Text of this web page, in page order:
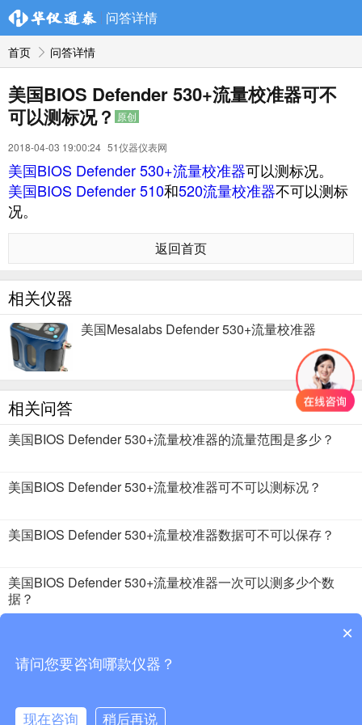
问答详情
首页 问答详情
美国BIOS Defender 530+流量校准器可不
可以测标况？ 原创
2018-04-03 19:00:24 51仪器仪表网
美国BIOS Defender 530+流量校准器可以测标况。
美国BIOS Defender 510和520流量校准器不可以测标
况。
返回首页
相关仪器
美国Mesalabs Defender 530+流量校准器
相关问答
美国BIOS Defender 530+流量校准器的流量范围是多少？
美国BIOS Defender 530+流量校准器可不可以测标况？
美国BIOS Defender 530+流量校准器数据可不可以保存？
美国BIOS Defender 530+流量校准器一次可以测多少个数
据？
美国BIOS Defender 530+流量校准器电池工作时间大概是多×
请问您要咨询哪款仪器？
现在咨询 稍后再说